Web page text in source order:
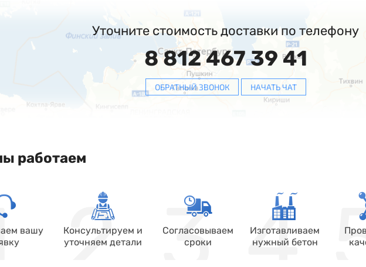
Уточните стоимость доставки по телефону
8 812 467 39 41
ОБРАТНЫЙ ЗВОНОК НАЧАТЬ ЧАТ
работаем
вашу
Консультируем и
уточняем детали
Согласовываем
сроки
Изготавливаем
нужный бетон